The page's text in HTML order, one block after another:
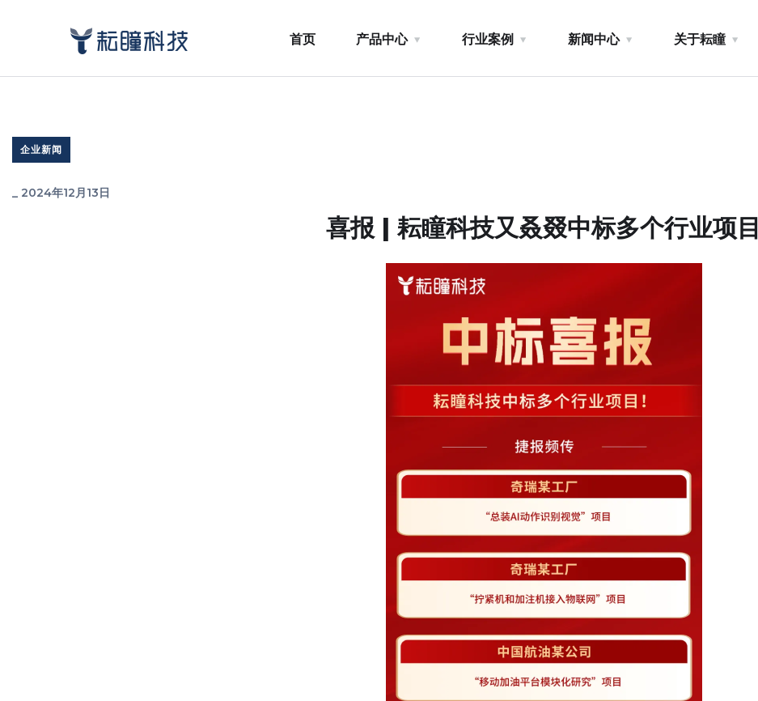
首页 产品中心 行业案例 新闻中心 关于耘瞳
企业新闻
_ 2024年12月13日
喜报 | 耘瞳科技又叒叕中标多个行业项目